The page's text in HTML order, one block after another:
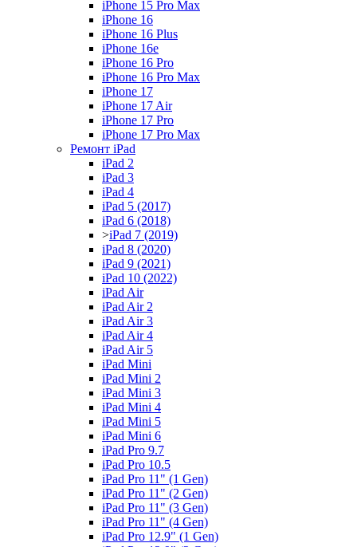
iPhone 15 Pro Max
iPhone 16
iPhone 16 Plus
iPhone 16e
iPhone 16 Pro
iPhone 16 Pro Max
iPhone 17
iPhone 17 Air
iPhone 17 Pro
iPhone 17 Pro Max
Ремонт iPad
iPad 2
iPad 3
iPad 4
iPad 5 (2017)
iPad 6 (2018)
>iPad 7 (2019)
iPad 8 (2020)
iPad 9 (2021)
iPad 10 (2022)
iPad Air
iPad Air 2
iPad Air 3
iPad Air 4
iPad Air 5
iPad Mini
iPad Mini 2
iPad Mini 3
iPad Mini 4
iPad Mini 5
iPad Mini 6
iPad Pro 9.7
iPad Pro 10.5
iPad Pro 11" (1 Gen)
iPad Pro 11" (2 Gen)
iPad Pro 11" (3 Gen)
iPad Pro 11" (4 Gen)
iPad Pro 12.9" (1 Gen)